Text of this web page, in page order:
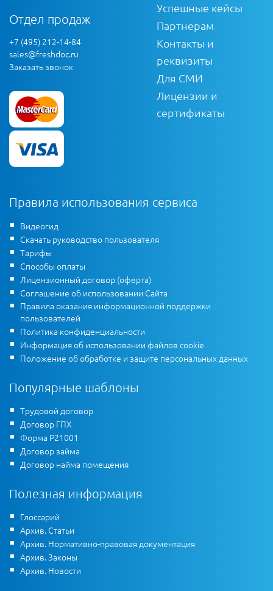
Отдел продаж
+7 (495) 212-14-84
sales@freshdoc.ru
Заказать звонок
Успешные кейсы
Партнерам
Контакты и
реквизиты
Для СМИ
Лицензии и
сертификаты
Правила использования сервиса
Видеогид
Скачать руководство пользователя
Тарифы
Способы оплаты
Лицензионный договор (оферта)
Соглашение об использовании Сайта
Правила оказания информационной поддержки
пользователей
Политика конфиденциальности
Информация об использовании файлов cookie
Положение об обработке и защите персональных данных
Популярные шаблоны
Трудовой договор
Договор ГПХ
Форма Р21001
Договор займа
Договор найма помещения
Полезная информация
Глоссарий
Архив. Статьи
Архив. Нормативно-правовая документация
Архив. Законы
Архив. Новости